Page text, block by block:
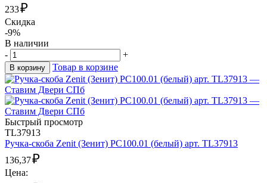
233₽
Скидка
-9%
В наличии
-
+
В корзину Товар в корзине
Быстрый просмотр
TL37913
Ручка-скоба Zenit (Зенит) РС100.01 (белый) арт. TL37913
136,37₽
Цена: